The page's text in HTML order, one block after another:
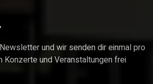
und wir senden dir einmal pro
Konzerte und Veranstaltungen frei